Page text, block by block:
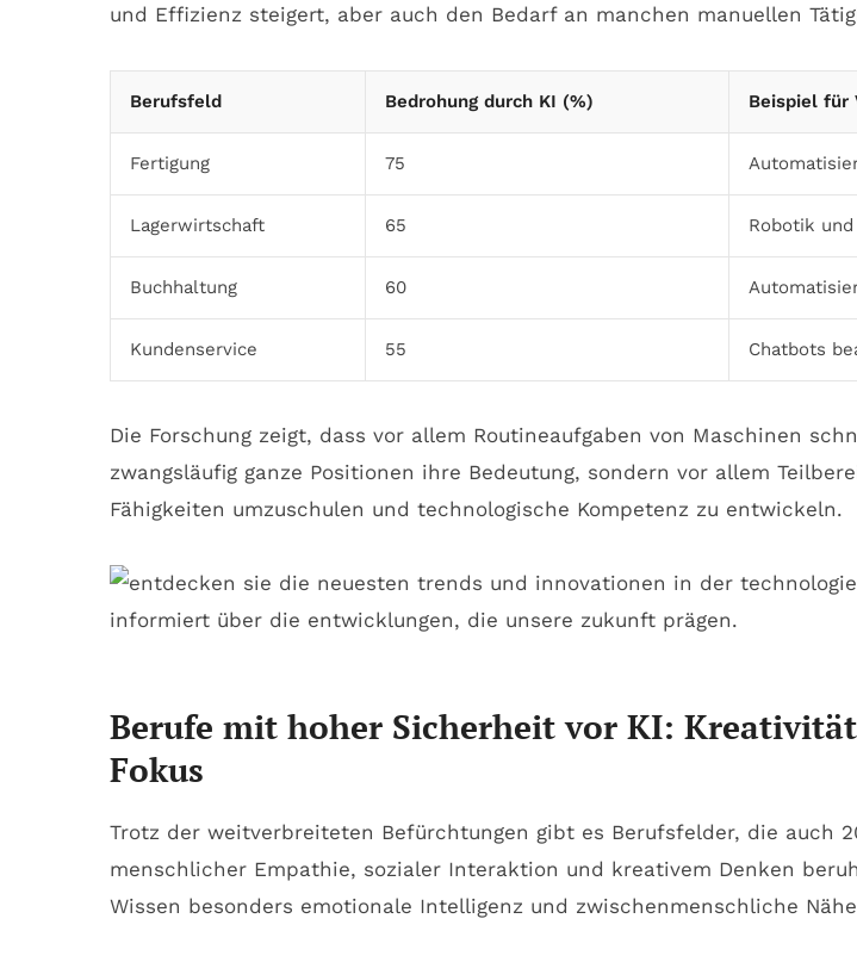
und Effizienz steigert, aber auch den Bedarf an manchen manuellen
Berufsfeld Bedrohung durch KI (%) Beispiel für
Fertigung 75
Lagerwirtschaft 65 Robotik
Buchhaltung 60
Kundenservice 55 Chatbots
Die Forschung zeigt, dass vor allem Routineaufgaben von Maschinen
zwangsläufig ganze Positionen ihre Bedeutung, sondern vor allem
Fähigkeiten umzuschulen und technologische Kompetenz zu entwickeln.
Berufe mit hoher Sicherheit vor KI:
Fokus
Trotz der weitverbreiteten Befürchtungen gibt es Berufsfelder, die auch
menschlicher Empathie, sozialer Interaktion und kreativem Denken
Wissen besonders emotionale Intelligenz und zwischenmenschliche